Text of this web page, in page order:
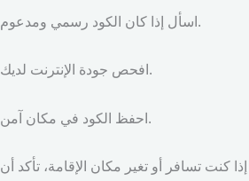
اسأل إذا كان الكود رسمي ومدعوم.
افحص جودة الإنترنت لديك.
احفظ الكود في مكان آمن.
كنت تسافر أو تغير مكان الإقامة، تأكد أن